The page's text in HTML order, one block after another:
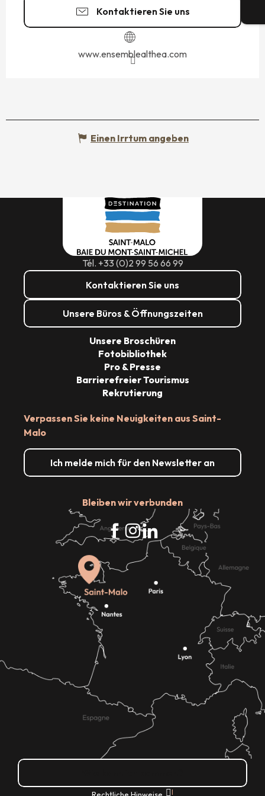
Kontaktieren Sie uns
www.ensemblealthea.com
Einen Irrtum angeben
Tél. +33 (0)2 99 56 66 99
Kontaktieren Sie uns
Unsere Büros & Öffnungszeiten
Verpassen Sie keine Neuigkeiten aus Saint-
Malo
Ich melde mich für den Newsletter an
Bleiben wir verbunden
Unsere Broschüren
Fotobibliothek
Pro & Presse
Barrierefreier Tourismus
Rekrutierung
|